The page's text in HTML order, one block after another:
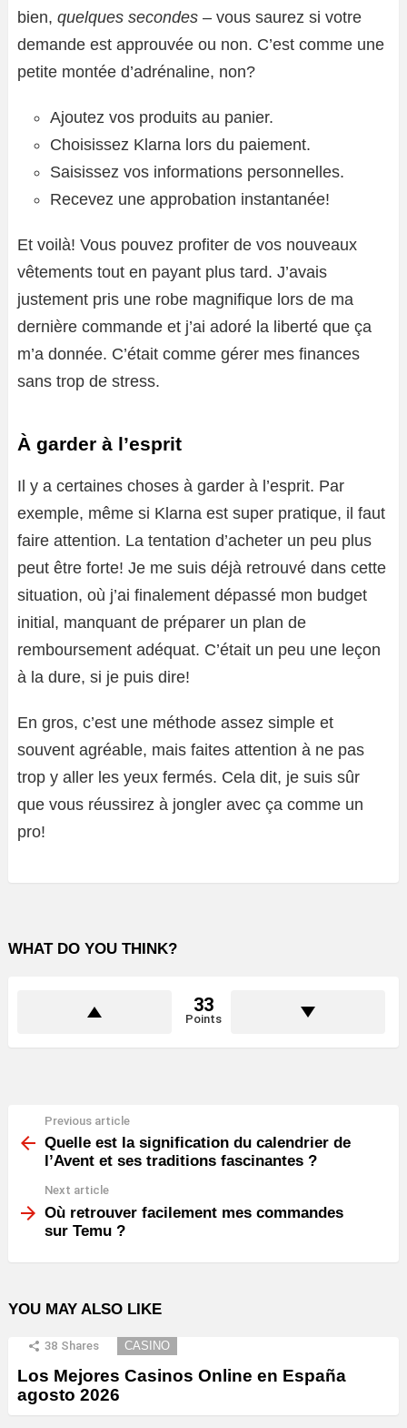
bien, quelques secondes – vous saurez si votre
demande est approuvée ou non. C’est comme une
petite montée d’adrénaline, non?
Ajoutez vos produits au panier.
Choisissez Klarna lors du paiement.
Saisissez vos informations personnelles.
Recevez une approbation instantanée!
Et voilà! Vous pouvez profiter de vos nouveaux
vêtements tout en payant plus tard. J’avais
justement pris une robe magnifique lors de ma
dernière commande et j’ai adoré la liberté que ça
m’a donnée. C’était comme gérer mes finances
sans trop de stress.
À garder à l’esprit
Il y a certaines choses à garder à l’esprit. Par
exemple, même si Klarna est super pratique, il faut
faire attention. La tentation d’acheter un peu plus
peut être forte! Je me suis déjà retrouvé dans cette
situation, où j’ai finalement dépassé mon budget
initial, manquant de préparer un plan de
remboursement adéquat. C’était un peu une leçon
à la dure, si je puis dire!
En gros, c’est une méthode assez simple et
souvent agréable, mais faites attention à ne pas
trop y aller les yeux fermés. Cela dit, je suis sûr
que vous réussirez à jongler avec ça comme un
pro!
WHAT DO YOU THINK?
33
Points
more
Previous article
Quelle est la signification du calendrier de
l’Avent et ses traditions fascinantes ?
Next article
Où retrouver facilement mes commandes
sur Temu ?
YOU MAY ALSO LIKE
38 Shares CASINO
Los Mejores Casinos Online en España
agosto 2026